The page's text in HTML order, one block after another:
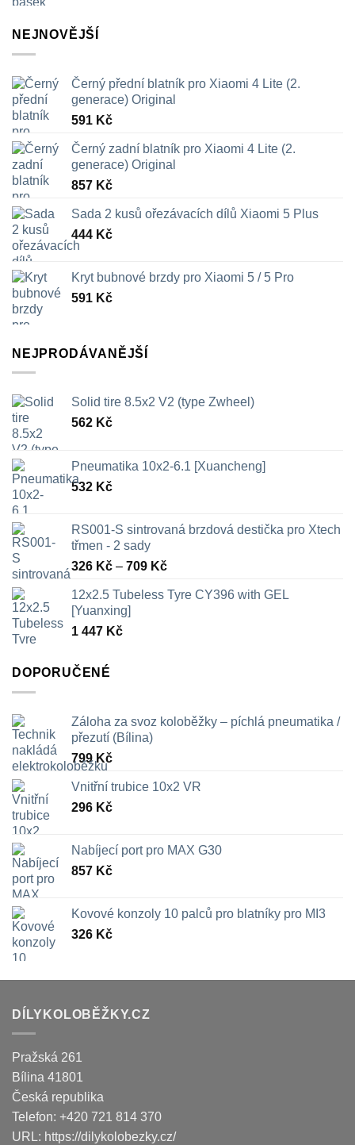
NEJNOVĚJŠÍ
Černý přední blatník pro Xiaomi 4 Lite (2.
generace) Original
591 Kč
Černý zadní blatník pro Xiaomi 4 Lite (2.
generace) Original
857 Kč
Sada 2 kusů ořezávacích dílů Xiaomi 5 Plus
444 Kč
Kryt bubnové brzdy pro Xiaomi 5 / 5 Pro
591 Kč
NEJPRODÁVANĚJŠÍ
Solid tire 8.5x2 V2 (type Zwheel)
562 Kč
Pneumatika 10x2-6.1 [Xuancheng]
532 Kč
RS001-S sintrovaná brzdová destička pro Xtech
třmen - 2 sady
326 Kč – 709 KčRozpětí
326 Kč
12x2.5 Tubeless Tyre CY396 with GEL
[Yuanxing]
1 447 Kč
DOPORUČENÉ
Záloha za svoz koloběžky – píchlá pneumatika /
přezutí (Bílina)
799Kč
Vnitřní trubice 10x2 VR
296 Kč
Nabíjecí port pro MAX G30
857 Kč
Kovové konzoly 10 palců pro blatníky pro MI3
326 Kč
DÍLYKOLOBĚŽKY.CZ
Pražská 261
Bílina 41801
Česká republika
Telefon: +420 721 814 370
URL: https://dilykolobezky.cz/